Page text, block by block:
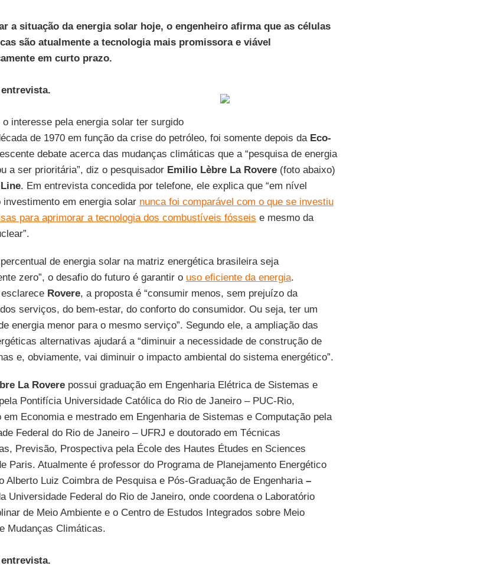
a situação da energia solar hoje, o engenheiro afirma que as células
são atualmente a tecnologia mais promissora e viável
em curto prazo.
o interesse pela energia solar ter surgido
de 1970 em função da crise do petróleo, foi somente depois da Eco-
debate acerca das mudanças climáticas que a “pesquisa de energia
a ser prioritária”, diz o pesquisadorEmilio Lèbre La Rovere (foto abaixo)
. Em entrevista concedida por telefone, ele explica que “em nível
investimento em energia solar nunca foi comparável com o que se investiu
para aprimorar a tecnologia dos combustíveis fósseis e mesmo da
de energia solar na matriz energética brasileira seja
zero”, o desafio do futuro é garantir o uso eficiente da energia.
Rovere, a proposta é “consumir menos, sem prejuízo da
serviços, do bem-estar, do conforto do consumidor. Ou seja, ter um
energia menor para o mesmo serviço”. Segundo ele, a ampliação das
alternativas ajudará a “diminuir a necessidade de construção de
e, obviamente, vai diminuir o impacto ambiental do sistema energético”.
La Roverepossui graduação em Engenharia Elétrica de Sistemas e
Pontifícia Universidade Católica do Rio de Janeiro – PUC-Rio,
em Economia e mestrado em Engenharia de Sistemas e Computação pela
Federal do Rio de Janeiro – UFRJ e doutorado em Técnicas
Previsão, Prospectiva pela École des Hautes Études en Sciences
Paris. Atualmente é professor do Programa de Planejamento Energético
Alberto Luiz Coimbra de Pesquisa e Pós-Graduação de Engenharia –
Universidade Federal do Rio de Janeiro, onde coordena o Laboratório
de Meio Ambiente e o Centro de Estudos Integrados sobre Meio
Mudanças Climáticas.